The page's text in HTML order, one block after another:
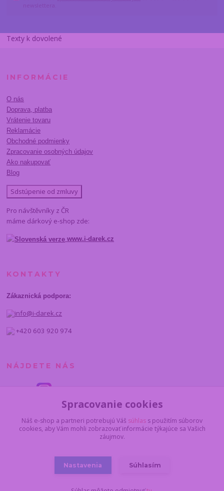
Texty k dovolené
INFORMÁCIE
O nás
Doprava, platba
Vrátenie tovaru
Reklamácie
Obchodné podmienky
Zpracovanie osobných údajov
Ako nakupovať
Blog
Sdstúpenie od zmluvy
Pro návštěvníky z ČR
máme dárkový e-shop zde:
www.i-darek.cz
KONTAKTY
Zákaznická podpora:
info@i-darek.cz
+420 603 920 974
NÁJDETE NÁS
Spracovanie cookies
Náš e-shop a partneri potrebujú Váš súhlas s použitím súborov
cookies, aby Vám mohli zobrazovať informácie týkajúce sa Vašich
záujmov.
Nastavenia Súhlasím